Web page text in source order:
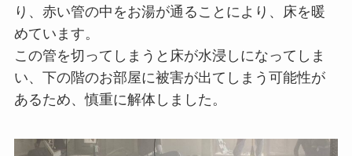
り、赤い管の中をお湯が通ることにより、床を暖
めています。
この管を切ってしまうと床が水浸しになってしま
い、下の階のお部屋に被害が出てしまう可能性が
あるため、慎重に解体しました。